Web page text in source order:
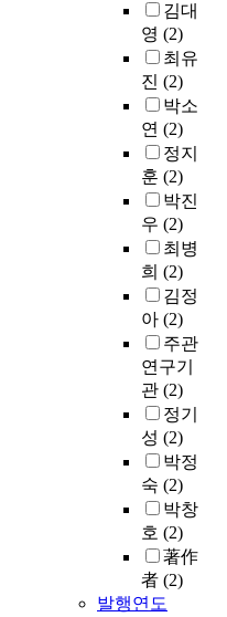
김대
영 (2)
최유
진 (2)
박소
연 (2)
정지
훈 (2)
박진
우 (2)
최병
희 (2)
김정
아 (2)
주관
연구기
관 (2)
정기
성 (2)
박정
숙 (2)
박창
호 (2)
著作
者 (2)
발행연도